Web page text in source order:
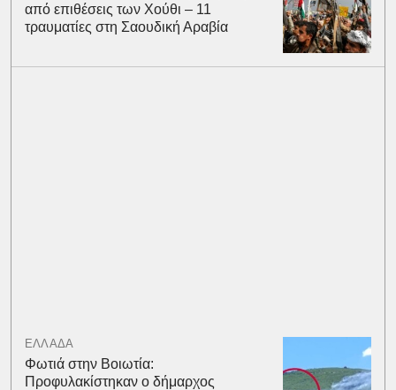
από επιθέσεις των Χούθι – 11
τραυματίες στη Σαουδική Αραβία
ΕΛΛΑΔΑ
Φωτιά στην Βοιωτία:
Προφυλακίστηκαν ο δήμαρχος